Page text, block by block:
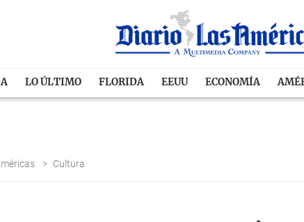
LO ÚLTIMO FLORIDA EEUU ECONOMÍA
> Cultura